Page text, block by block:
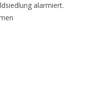
alarmiert.